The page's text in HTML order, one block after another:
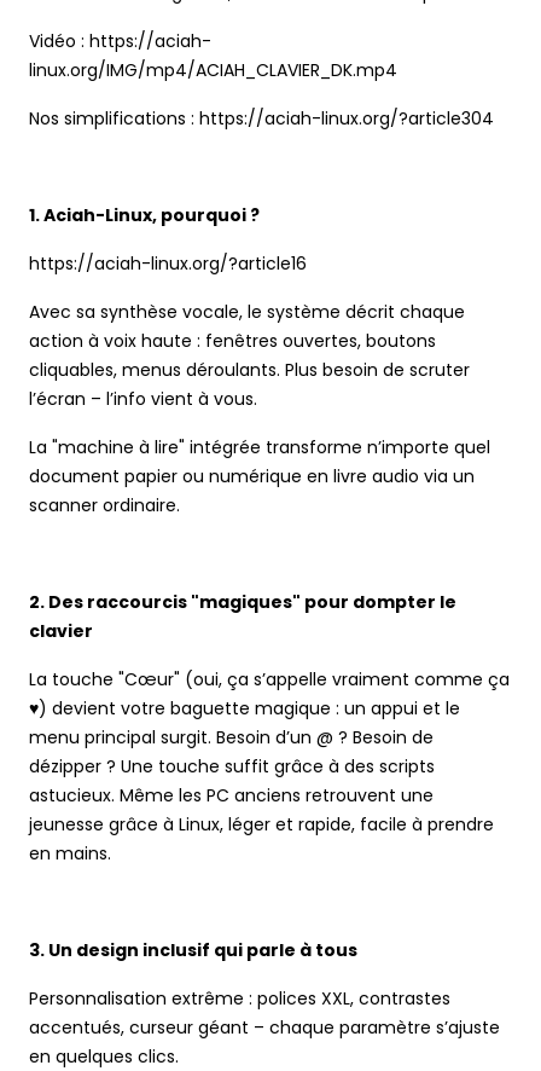
Vidéo : https://aciah-
linux.org/IMG/mp4/ACIAH_CLAVIER_DK.mp4
Nos simplifications : https://aciah-linux.org/?article304
1. Aciah-Linux, pourquoi ?
https://aciah-linux.org/?article16
Avec sa synthèse vocale, le système décrit chaque
action à voix haute : fenêtres ouvertes, boutons
cliquables, menus déroulants. Plus besoin de scruter
l’écran – l’info vient à vous.
La "machine à lire" intégrée transforme n’importe quel
document papier ou numérique en livre audio via un
scanner ordinaire.
2. Des raccourcis "magiques" pour dompter le
clavier
La touche "Cœur" (oui, ça s’appelle vraiment comme ça
♥) devient votre baguette magique : un appui et le
menu principal surgit. Besoin d’un @ ? Besoin de
dézipper ? Une touche suffit grâce à des scripts
astucieux. Même les PC anciens retrouvent une
jeunesse grâce à Linux, léger et rapide, facile à prendre
en mains.
3. Un design inclusif qui parle à tous
Personnalisation extrême : polices XXL, contrastes
accentués, curseur géant – chaque paramètre s’ajuste
en quelques clics.